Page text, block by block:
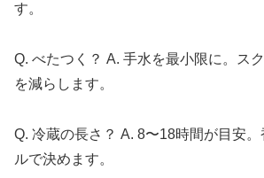
す。
Q. べたつく？ A. 手水を最小限に。ス
を減らします。
Q. 冷蔵の長さ？ A. 8〜18時間が目安
ルで決めます。